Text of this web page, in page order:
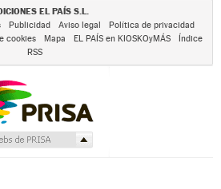
EL PAÍS S.L.
Publicidad Aviso legal
Política de privacidad
cookies Mapa EL PAÍS en KIOSKOyMÁS
Índice
RSS